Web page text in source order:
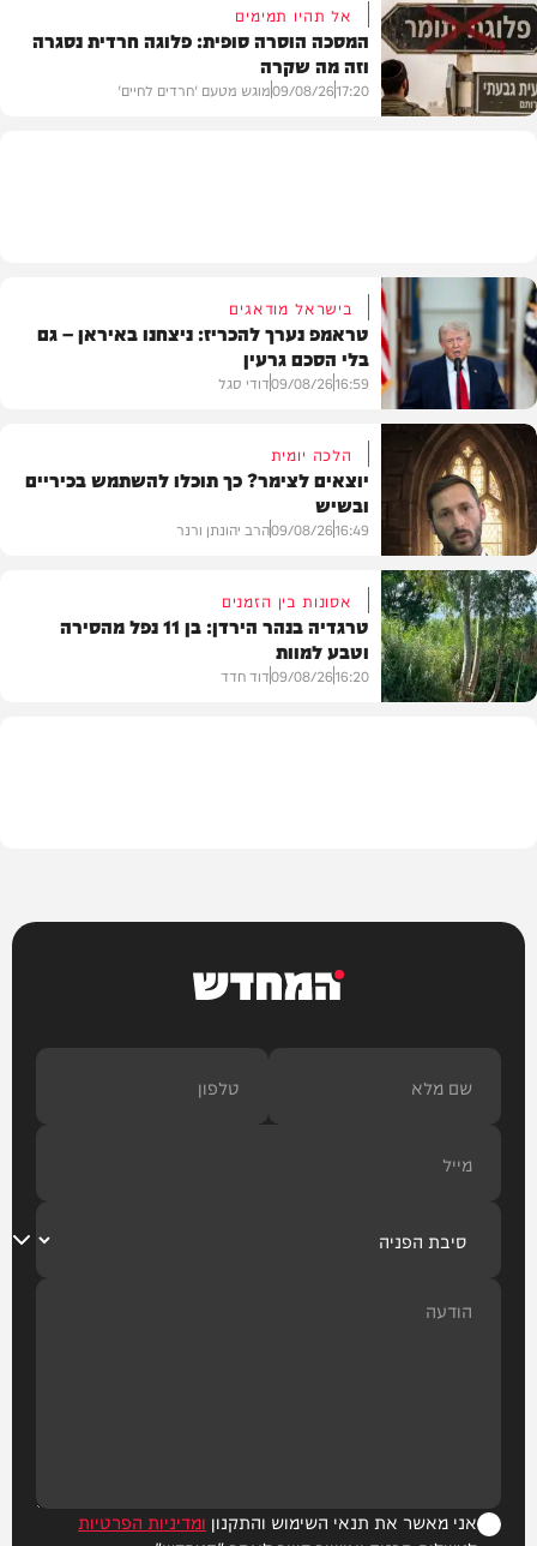
גלריות
אל תהיו תמימים
המסכה הוסרה סופית: פלוגה חרדית נסגרה
וזה מה שקרה
17:20
09/08/26מוגש מטעם 'חרדים לחיים'
בעולם
בישראל מודאגים
טראמפ נערך להכריז: ניצחנו באיראן – גם
בלי הסכם גרעין
16:59
09/08/26דודי סגל
הלכה
הלכה יומית
יוצאים לצימר? כך תוכלו להשתמש בכיריים
ובשיש
16:49
09/08/26הרב יהונתן ורנר
אסונות בין הזמנים
טרגדיה בנהר הירדן: בן 11 נפל מהסירה
וטבע למוות
16:20
09/08/26דוד חדד
המחדש
אני מאשר את תנאי השימוש והתקנון ומדיניות הפרטיות